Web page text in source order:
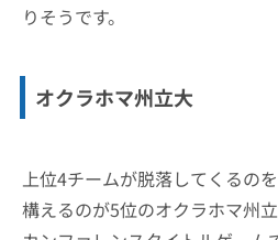
りそうです。
オクラホマ州立大
上位4チームが脱落してくるの
構えるのが5位のオクラホマ州